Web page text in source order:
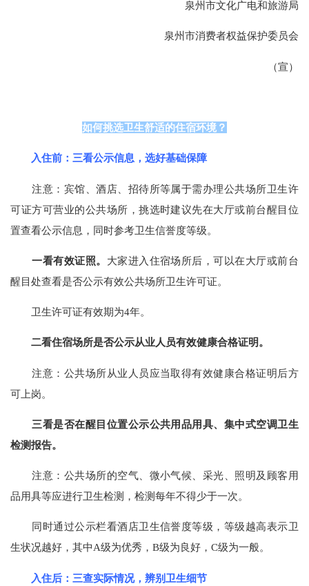
泉州市文化广电和旅游局
泉州市消费者权益保护委员会
（宣）
如何挑选卫生舒适的住宿环境？
入住前：三看公示信息，选好基础保障
注意：宾馆、酒店、招待所等属于需办理公共场所卫生许
可证方可营业的公共场所，挑选时建议先在大厅或前台醒目位
置查看公示信息，同时参考卫生信誉度等级。
一看有效证照。 大家进入住宿场所后，可以在大厅或前台
醒目处查看是否公示有效公共场所卫生许可证。
卫生许可证有效期为4年。
二看住宿场所是否公示从业人员有效健康合格证明。
注意：公共场所从业人员应当取得有效健康合格证明后方
可上岗。
三看是否在醒目位置公示公共用品用具、集中式空调卫生
检测报告。
注意：公共场所的空气、微小气候、采光、照明及顾客用
品用具等应进行卫生检测，检测每年不得少于一次。
同时通过公示栏看酒店卫生信誉度等级，等级越高表示卫
生状况越好，其中A级为优秀，B级为良好，C级为一般。
入住后：三查实际情况，辨别卫生细节